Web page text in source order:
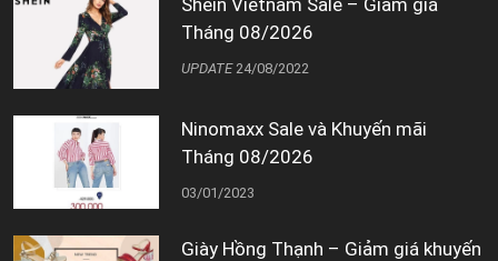
Shein Vietnam Sale – Giảm giá
Tháng 08/2026
UPDATE 24/08/2022
Ninomaxx Sale và Khuyến mãi
Tháng 08/2026
03/01/2023
Giày Hồng Thạnh – Giảm giá khuyến